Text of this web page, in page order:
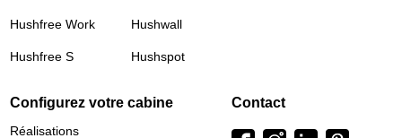
Hushfree Work
Hushfree S
Hushwall
Hushspot
Configurez votre cabine
Réalisations
Contact